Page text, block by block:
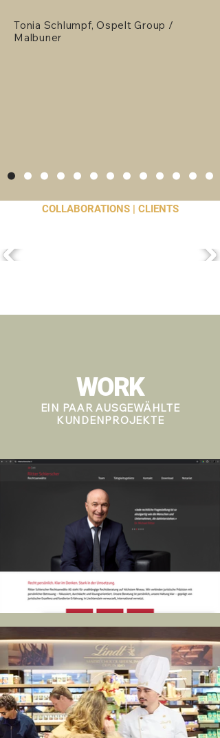
Tonia Schlumpf, Ospelt Group /
Malbuner
COLLABORATIONS | CLIENTS
WORK
EIN PAAR AUSGEWÄHLTE
KUNDENPROJEKTE